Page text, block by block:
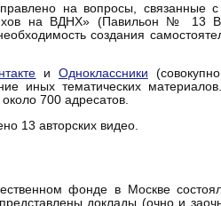
на вопросы, связанные с
на ВДНХ» (Павильон № 13
создания
и Одноклассники
иных тематических
700 адресатов.
13 авторских видео.
фонде в Москве
доклады (очно и